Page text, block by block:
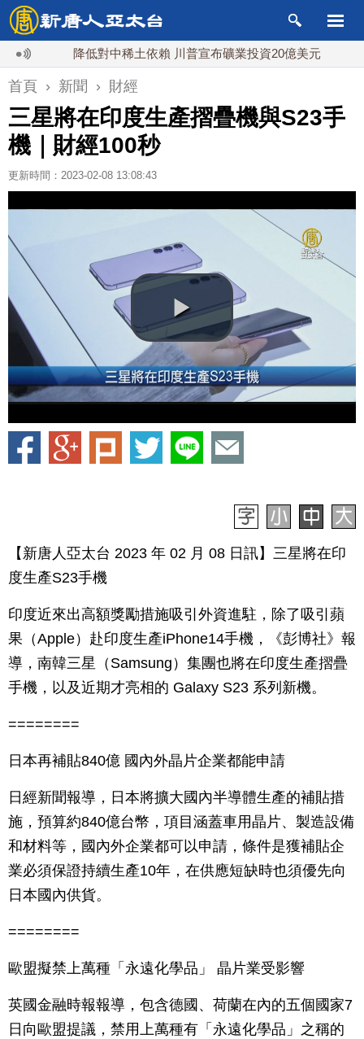
降低對中稀土依賴 川普宣布礦業投資20億美元
首頁 › 新聞 › 財經
三星將在印度生產摺疊機與S23手
機｜財經100秒
更新時間：2023-02-08 13:08:43
【新唐人亞太台 2023 年 02 月 08 日訊】三星將在印
度生產S23手機
印度近來出高額獎勵措施吸引外資進駐，除了吸引蘋
果（Apple）赴印度生產iPhone14手機，《彭博社》報
導，南韓三星（Samsung）集團也將在印度生產摺疊
手機，以及近期才亮相的 Galaxy S23 系列新機。
========
日本再補貼840億 國內外晶片企業都能申請
日經新聞報導，日本將擴大國內半導體生產的補貼措
施，預算約840億台幣，項目涵蓋車用晶片、製造設備
和材料等，國內外企業都可以申請，條件是獲補貼企
業必須保證持續生產10年，在供應短缺時也須優先向
日本國內供貨。
========
歐盟擬禁上萬種「永遠化學品」 晶片業受影響
英國金融時報報導，包含德國、荷蘭在內的五個國家7
日向歐盟提議，禁用上萬種有「永遠化學品」之稱的